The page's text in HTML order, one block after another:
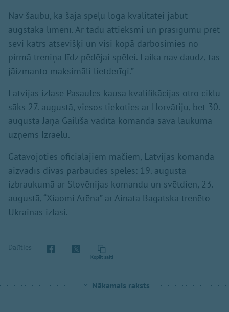
Nav šaubu, ka šajā spēļu logā kvalitātei jābūt
augstākā līmenī. Ar tādu attieksmi un prasīgumu pret
sevi katrs atsevišķi un visi kopā darbosimies no
pirmā treniņa līdz pēdējai spēlei. Laika nav daudz, tas
jāizmanto maksimāli lietderīgi.”
Latvijas izlase Pasaules kausa kvalifikācijas otro ciklu
sāks 27. augustā, viesos tiekoties ar Horvātiju, bet 30.
augustā Jāņa Gailīša vadītā komanda savā laukumā
uzņems Izraēlu.
Gatavojoties oficiālajiem mačiem, Latvijas komanda
aizvadīs divas pārbaudes spēles: 19. augustā
izbraukumā ar Slovēnijas komandu un svētdien, 23.
augustā, “Xiaomi Arēna” ar Ainata Bagatska trenēto
Ukrainas izlasi.
Dalīties
Kopēt saiti
Nākamais raksts